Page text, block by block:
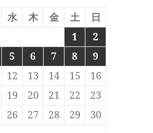
水 木 金 土
日
1
2
5 6 7 8
9
12 13 14 15
16
19 20 21 22
23
26 27 28 29
30